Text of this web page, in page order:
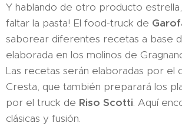
Y hablando de otro producto
faltar la pasta! El food-truck de
saborear diferentes recetas a base
elaborada en los molinos de
Las recetas serán elaboradas por el
Cresta, que también preparará los
por el truck de Riso Scotti. Aquí
clásicas y fusión.